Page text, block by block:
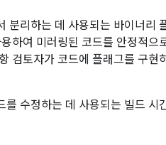
분리하는 데 사용되는 바이너리
하여 미러링된 코드를 안정적으
검토자가 코드에 플래그를 구현
수정하는 데 사용되는 빌드 시